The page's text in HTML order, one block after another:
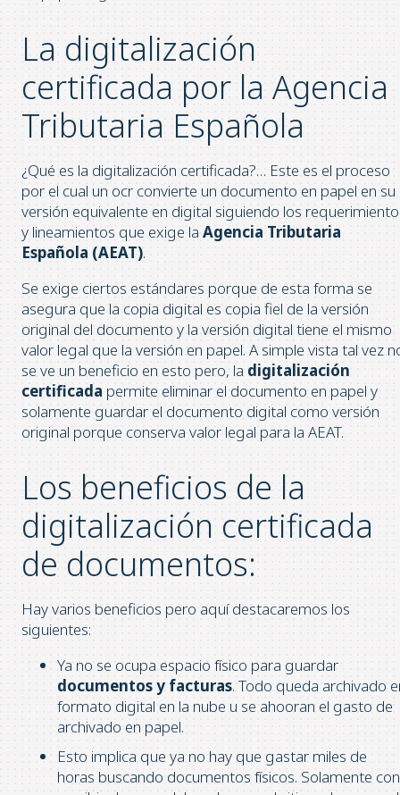
La digitalización
certificada por la Agencia
Tributaria Española
¿Qué es la digitalización certificada?… Este es el proceso
por el cual un ocr convierte un documento en papel en su
versión equivalente en digital siguiendo los
y lineamientos que exige la Agencia Tributaria
Española (AEAT).
Se exige ciertos estándares porque de esta forma se
asegura que la copia digital es copia fiel de la versión
original del documento y la versión digital tiene el mismo
valor legal que la versión en papel. A simple vista tal vez
se ve un beneficio en esto pero, la digitalización
certificada permite eliminar el documento en papel y
solamente guardar el documento digital como versión
original porque conserva valor legal para la AEAT.
Los beneficios de la
digitalización certificada
de documentos:
Hay varios beneficios pero aquí destacaremos los
siguientes:
Ya no se ocupa espacio físico para guardar
documentos y facturas. Todo queda archivado
formato digital en la nube u se ahooran el gasto de
archivado en papel.
Esto implica que ya no hay que gastar miles de
horas buscando documentos físicos. Solamente con